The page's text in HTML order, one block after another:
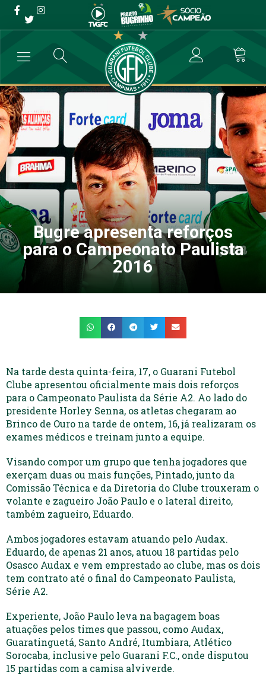
Bugre apresenta reforços
para o Campeonato
Paulista 2016
→ Futebol Profissional → Bugre apresenta reforços para o
Bugre apresenta reforços
para o Campeonato Paulista
2016
Na tarde desta quinta-feira, 17, o Guarani Futebol
Clube apresentou oficialmente mais dois reforços
para o Campeonato Paulista da Série A2. Ao lado do
presidente Horley Senna, os atletas chegaram ao
Brinco de Ouro na tarde de ontem, 16, já realizaram os
exames médicos e treinam junto a equipe.
Visando compor um grupo que tenha jogadores que
exerçam duas ou mais funções, Pintado, junto da
Comissão Técnica e da Diretoria do Clube trouxeram o
volante e zagueiro João Paulo e o lateral direito,
também zagueiro, Eduardo.
Ambos jogadores estavam atuando pelo Audax.
Eduardo, de apenas 21 anos, atuou 18 partidas pelo
Osasco Audax e vem emprestado ao clube, mas os dois
tem contrato até o final do Campeonato Paulista,
Série A2.
Experiente, João Paulo leva na bagagem boas
atuações pelos times que passou, como Audax,
Guaratinguetá, Santo André, Itumbiara, Atlético
Sorocaba, inclusive pelo Guarani F.C., onde disputou
15 partidas com a camisa alviverde.